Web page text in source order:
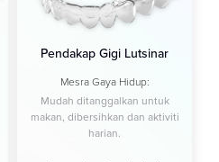
Pendakap Gigi Lutsinar
Mesra Gaya Hidup:
Mudah ditanggalkan untuk
makan, dibersihkan dan aktiviti
harian.